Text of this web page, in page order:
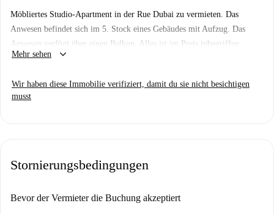
Möbliertes Studio-Apartment in der Rue Dubai zu vermieten. Das
Anwesen befindet sich im 5. Stock eines Gebäudes mit Aufzug. Das
Anwesen verfügt über einen Balkon. Alles ist im Preis inbegriffen:
kollektive Heizung, Wasser, Internet, Glasfaser
Mehr sehen keyboard_arrow_down
Wir haben diese Immobilie verifiziert, damit du sie nicht besichtigen
musst
Stornierungsbedingungen
Bevor der Vermieter die Buchung akzeptiert